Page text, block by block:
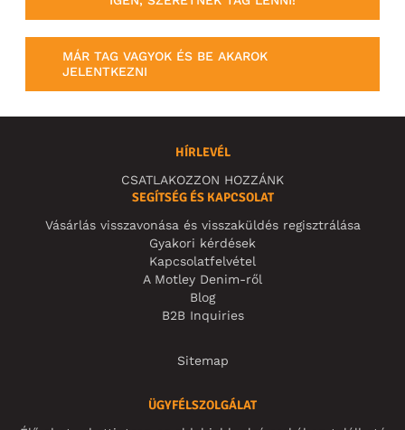
MÁR TAG VAGYOK ÉS BE AKAROK
JELENTKEZNI
HÍRLEVÉL
CSATLAKOZZON HOZZÁNK
SEGÍTSÉG ÉS KAPCSOLAT
Vásárlás visszavonása és visszaküldés regisztrálása
Gyakori kérdések
Kapcsolatfelvétel
A Motley Denim-ről
Blog
B2B Inquiries
Sitemap
ÜGYFÉLSZOLGÁLAT